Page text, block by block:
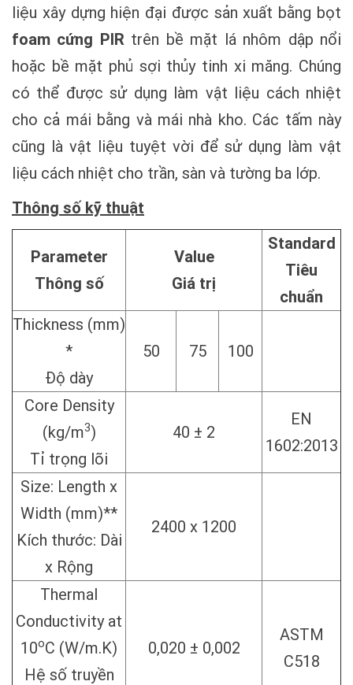
liệu xây dựng hiện đại được sản xuất bằng bọt
foam cứng PIR trên bề mặt lá nhôm dập nổi
hoặc bề mặt phủ sợi thủy tinh xi măng. Chúng
có thể được sử dụng làm vật liệu cách nhiệt
cho cả mái bằng và mái nhà kho. Các tấm này
cũng là vật liệu tuyệt vời để sử dụng làm vật
liệu cách nhiệt cho trần, sàn và tường ba lớp.
Thông số kỹ thuật
Parameter
Thông số
Value
Giá trị
Standard
Tiêu
chuẩn
Thickness (mm)
*
Độ dày
50 75 100
Core Density
(kg/m3)
Tỉ trọng lõi
40 ± 2
EN
1602:2013
Size: Length x
Width (mm)**
Kích thước: Dài
x Rộng
2400 x 1200
Thermal
Conductivity at
10oC (W/m.K)
Hệ số truyền
0,020 ± 0,002
ASTM
C518